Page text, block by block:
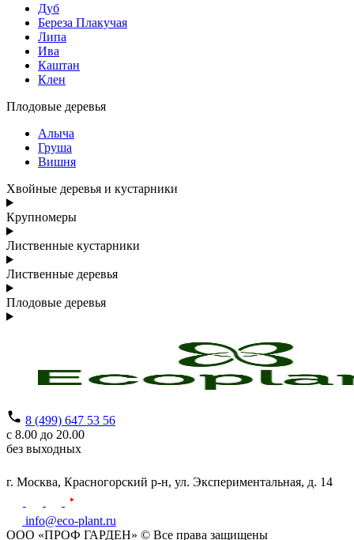
Дуб
Береза Плакучая
Липа
Ива
Каштан
Клен
Плодовые деревья
Алыча
Груша
Вишня
Хвойные деревья и кустарники
Крупномеры
Лиственные кустарники
Лиственные деревья
Плодовые деревья
8 (499) 647 53 56
с 8.00 до 20.00
без выходных
г. Москва, Красногорский р-н, ул. Экспериментальная, д. 14
info@eco-plant.ru
ООО «ПРОФ ГАРДЕН» © Все права защищены